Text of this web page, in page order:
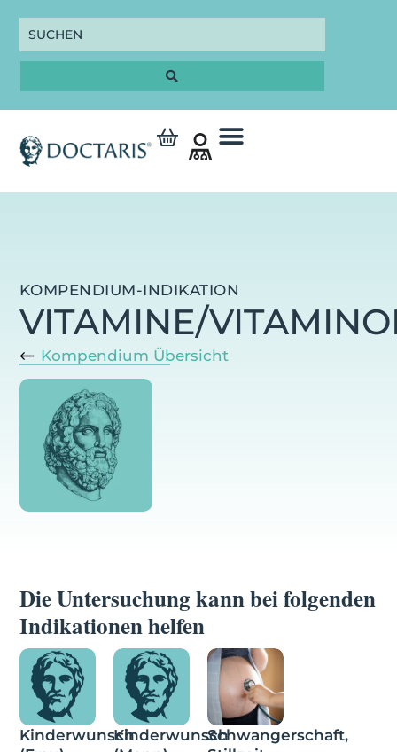
KOMPENDIUM-INDIKATION
VITAMINE/
Kompendium Übersicht
Die Untersuchung kann bei folgenden
Indikationen helfen
KinderwunschKinderwunschSchwangerschaft,